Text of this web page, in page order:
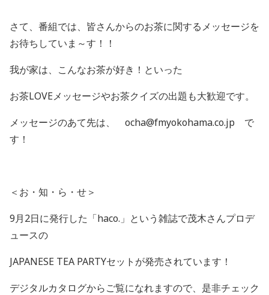
さて、番組では、皆さんからのお茶に関するメッセージを
お待ちしていま～す！！
我が家は、こんなお茶が好き！といった
お茶LOVEメッセージやお茶クイズの出題も大歓迎です。
メッセージのあて先は、 ocha@fmyokohama.co.jp で
す！
＜お・知・ら・せ＞
9月2日に発行した「haco.」という雑誌で茂木さんプロデ
ュースの
JAPANESE TEA PARTYセットが発売されています！
デジタルカタログからご覧になれますので、是非チェック